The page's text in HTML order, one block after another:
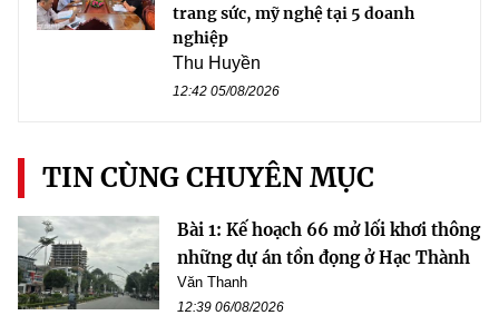
trang sức, mỹ nghệ tại 5 doanh
nghiệp
Thu Huyền
12:42 05/08/2026
TIN CÙNG CHUYÊN MỤC
Bài 1: Kế hoạch 66 mở lối khơi thông
những dự án tồn đọng ở Hạc Thành
Văn Thanh
12:39 06/08/2026